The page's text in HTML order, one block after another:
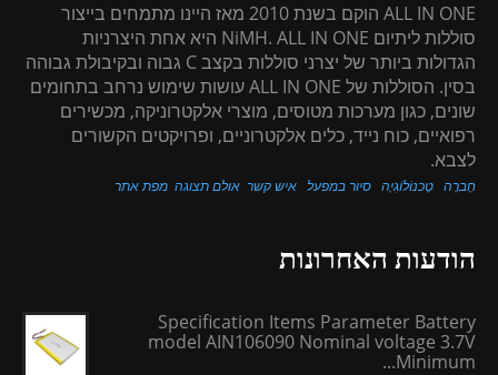
ALL IN ONE הוקם בשנת 2010 מאז היינו מתמחים בייצור
סוללות ליתיום NiMH. ALL IN ONE היא אחת היצרניות
הגדולות ביותר של יצרני סוללות בקצב C גבוה ובקיבולת גבוהה
בסין. הסוללות של ALL IN ONE עושות שימוש נרחב בתחומים
שונים, כגון מערכות מטוסים, מוצרי אלקטרוניקה, מכשירים
רפואיים, כוח נייד, כלים אלקטרוניים, ופרויקטים הקשורים
לצבא.
חֶברָה טֶכנוֹלוֹגִיָה סיור במפעל איש קשר אולם תצוגה מפת אתר
הודעות האחרונות
Specification Items Parameter Battery
model AIN106090 Nominal voltage 3.7V
Minimum...